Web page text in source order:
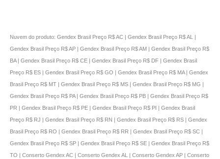
Nuvem do produto: Gendex Brasil Preço R$ AC | Gendex Brasil Preço R$ AL |
Gendex Brasil Preço R$ AP | Gendex Brasil Preço R$ AM | Gendex Brasil Preço R$
BA | Gendex Brasil Preço R$ CE | Gendex Brasil Preço R$ DF | Gendex Brasil
Preço R$ ES | Gendex Brasil Preço R$ GO | Gendex Brasil Preço R$ MA | Gendex
Brasil Preço R$ MT | Gendex Brasil Preço R$ MS | Gendex Brasil Preço R$ MG |
Gendex Brasil Preço R$ PA | Gendex Brasil Preço R$ PB | Gendex Brasil Preço R$
PR | Gendex Brasil Preço R$ PE | Gendex Brasil Preço R$ PI | Gendex Brasil
Preço R$ RJ | Gendex Brasil Preço R$ RN | Gendex Brasil Preço R$ RS | Gendex
Brasil Preço R$ RO | Gendex Brasil Preço R$ RR | Gendex Brasil Preço R$ SC |
Gendex Brasil Preço R$ SP | Gendex Brasil Preço R$ SE | Gendex Brasil Preço R$
TO | Conserto Gendex AC | Conserto Gendex AL | Conserto Gendex AP | Conserto